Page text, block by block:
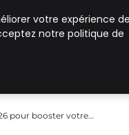
pour booster votre…
votre expérience
notre politique de